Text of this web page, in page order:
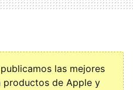
las mejores
de Apple y